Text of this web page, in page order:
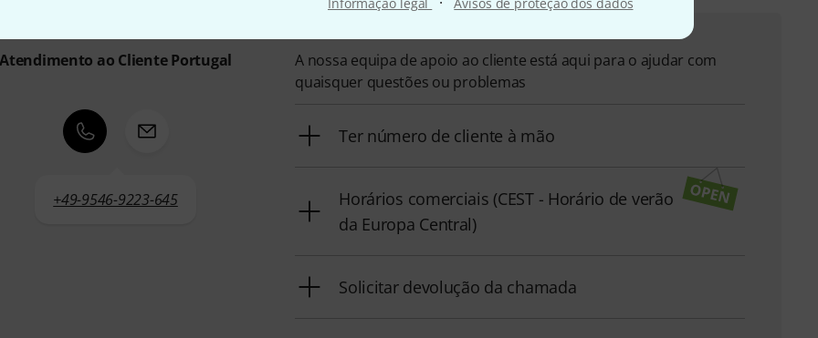
Atendimento ao Cliente Portugal
+49-9546-9223-645
A nossa equipa de apoio ao cliente está aqui para o ajudar com
quaisquer questões ou problemas
Ter número de cliente à mão
Horários comerciais (CEST - Horário de verão
da Europa Central)
Solicitar devolução da chamada